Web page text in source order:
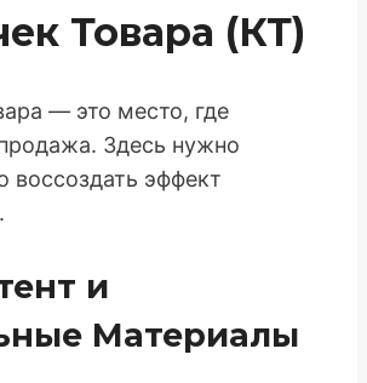
Товара (КТ)
— это место, где
Здесь нужно
воссоздать эффект
и
Материалы